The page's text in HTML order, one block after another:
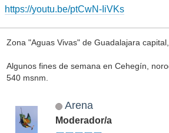
https://youtu.be/ptCwN-IiVKs
Zona "Aguas Vivas" de Guadalajara
Algunos fines de semana en Cehegín,
540 msnm.
Arena
Moderador/a